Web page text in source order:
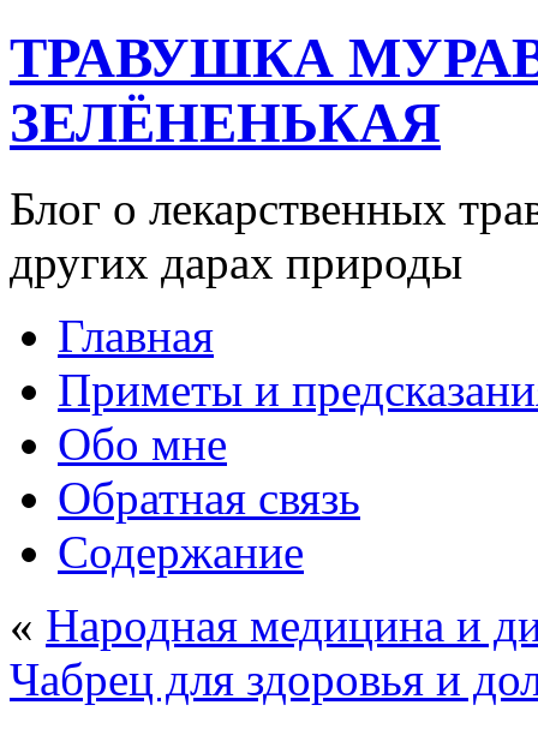
ТРАВУШКА
ЗЕЛЁНЕНЬКАЯ
Блог о лекарственных
других дарах природы
Главная
Приметы и
Обо мне
Обратная связь
Содержание
« Народная медицина и
Чабрец для здоровья и